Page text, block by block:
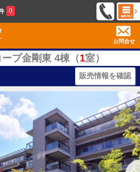
0
お問合せ
プ金剛東 4棟（1室）
販売情報を確認